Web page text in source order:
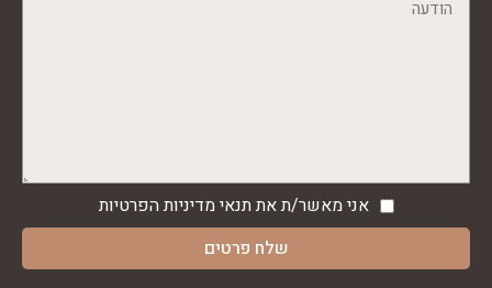
אני מאשר/ת את תנאימדיניות הפרטיות